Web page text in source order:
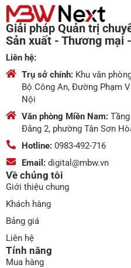
Giải pháp Quản trị
Sản xuất - Thương mại
Liên hệ:
Trụ sở chính: Khu văn
Bộ Công An, Đường Phạm
Nội
Văn phòng Miền Nam:
Đằng 2, phường Tân Sơn
Hotline: 0983-492-716
Email: digital@mbw.vn
Về chúng tôi
Giới thiệu chung
Khách hàng
Bảng giá
Liên hệ
Tính năng
Mua hàng